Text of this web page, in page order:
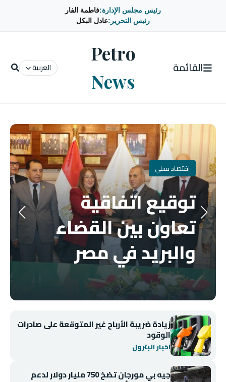
رئيس مجلس الإدارة:فاطمة الفار
رئيس التحرير:عادل البكل
القائمة
Petro
News
العربية
اقتصاد محلي
توقيع اتفاقية
تعاون بين القضاء
والبريد في مصر
زيادة ضريبة الأرباح غير المتوقعة على صادرات
الوقود
اخبار البترول
جيه بي مورجان تضخ 750 مليار دولار لدعم